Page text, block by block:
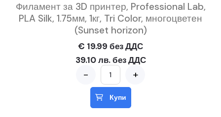
Филамент за 3D принтер, Professional Lab,
PLA Silk, 1.75мм, 1кг, Tri Color, многоцветен
(Sunset horizon)
€ 19.99 без ДДС
39.10 лв. без ДДС
- +
Купи